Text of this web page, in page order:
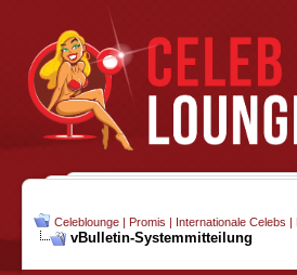
Celeblounge | Promis | Internationale Celebs
vBulletin-Systemmitteilung